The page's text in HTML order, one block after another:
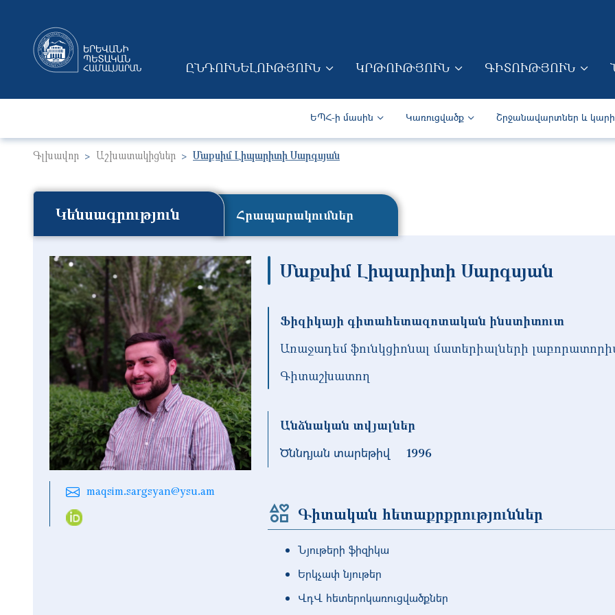
MAIN NAVIGATION (ARM)
ԸՆԴՈՒՆԵԼՈՒԹՅՈՒՆ ԿՐԹՈՒԹՅՈՒՆ ԳԻՏՈՒԹՅՈՒՆ
Secondary navigation (Arm)
ԵՊՀ-ի մասին Կառուցվածք Շրջանավարտներ և
Գլխավոր Աշխատակիցներ Մաքսիմ Լիպարիտի Սարգսյան
Կենսագրություն Հրապարակումներ
maqsim.sargsyan@ysu.am
Մաքսիմ Լիպարիտի Սարգսյան
Ֆիզիկայի գիտահետազոտական ինստիտուտ
Առաջադեմ ֆունկցիոնալ մատերիալների
Գիտաշխատող
Անձնական տվյալներ
Ծննդյան տարեթիվ
1996
Գիտական հետաքրքրություններ
Նյութերի ֆիզիկա
Երկչափ նյութեր
ՎդՎ հետերոկառուցվածքներ